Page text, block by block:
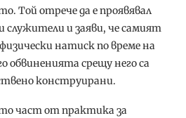
Той отрече да е проявявал
служители и заяви, че самият
натиск по време на
обвиненията срещу него са
конструирани.
част от практика за